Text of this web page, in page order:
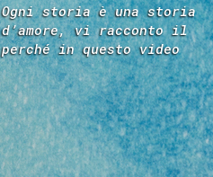
Ogni storia è una storia
d’amore, vi racconto il
perché in questo video